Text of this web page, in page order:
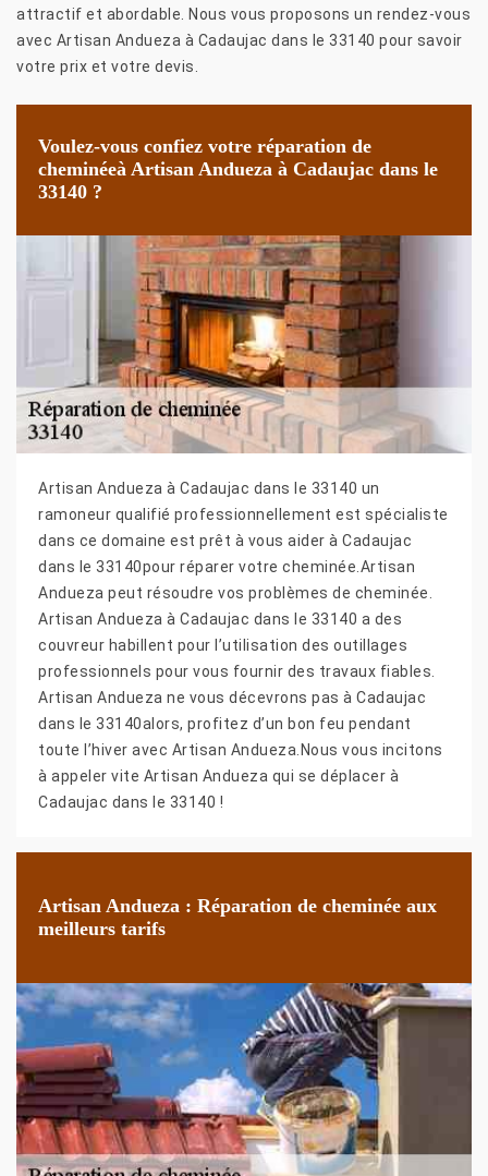
attractif et abordable. Nous vous proposons un rendez-vous
avec Artisan Andueza à Cadaujac dans le 33140 pour savoir
votre prix et votre devis.
Voulez-vous confiez votre réparation de
cheminéeà Artisan Andueza à Cadaujac dans le
33140 ?
Artisan Andueza à Cadaujac dans le 33140 un
ramoneur qualifié professionnellement est spécialiste
dans ce domaine est prêt à vous aider à Cadaujac
dans le 33140pour réparer votre cheminée.Artisan
Andueza peut résoudre vos problèmes de cheminée.
Artisan Andueza à Cadaujac dans le 33140 a des
couvreur habillent pour l’utilisation des outillages
professionnels pour vous fournir des travaux fiables.
Artisan Andueza ne vous décevrons pas à Cadaujac
dans le 33140alors, profitez d’un bon feu pendant
toute l’hiver avec Artisan Andueza.Nous vous incitons
à appeler vite Artisan Andueza qui se déplacer à
Cadaujac dans le 33140 !
Artisan Andueza : Réparation de cheminée aux
meilleurs tarifs